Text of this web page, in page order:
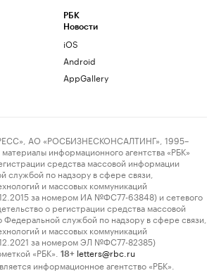
РБК
Новости
iOS
Android
AppGallery
АО «РОСБИЗНЕСКОНСАЛТИНГ», 1995–
информационного агентства «РБК»
средства массовой информации
службой по надзору в сфере связи,
и массовых коммуникаций
за номером ИА №ФС77-63848) и сетевого
о регистрации средства массовой
службой по надзору в сфере связи,
и массовых коммуникаций
за номером ЭЛ №ФС77-82385)
«РБК».
18+ letters@rbc.ru
информационное агентство «РБК».